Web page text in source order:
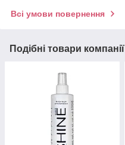
Всі умови повернення
Подібні товари компанії